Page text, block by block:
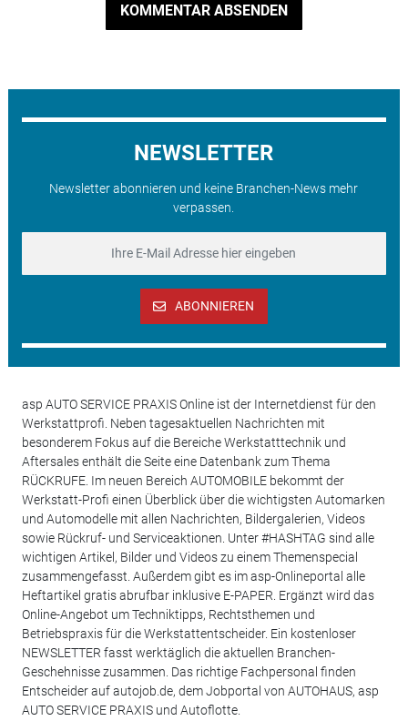
KOMMENTAR ABSENDEN
NEWSLETTER
Newsletter abonnieren und keine Branchen-News mehr
verpassen.
ABONNIEREN
asp AUTO SERVICE PRAXIS Online ist der Internetdienst für den
Werkstattprofi. Neben tagesaktuellen Nachrichten mit
besonderem Fokus auf die Bereiche Werkstatttechnik und
Aftersales enthält die Seite eine Datenbank zum Thema
RÜCKRUFE. Im neuen Bereich AUTOMOBILE bekommt der
Werkstatt-Profi einen Überblick über die wichtigsten Automarken
und Automodelle mit allen Nachrichten, Bildergalerien, Videos
sowie Rückruf- und Serviceaktionen. Unter #HASHTAG sind alle
wichtigen Artikel, Bilder und Videos zu einem Themenspecial
zusammengefasst. Außerdem gibt es im asp-Onlineportal alle
Heftartikel gratis abrufbar inklusive E-PAPER. Ergänzt wird das
Online-Angebot um Techniktipps, Rechtsthemen und
Betriebspraxis für die Werkstattentscheider. Ein kostenloser
NEWSLETTER fasst werktäglich die aktuellen Branchen-
Geschehnisse zusammen. Das richtige Fachpersonal finden
Entscheider auf autojob.de, dem Jobportal von AUTOHAUS, asp
AUTO SERVICE PRAXIS und Autoflotte.